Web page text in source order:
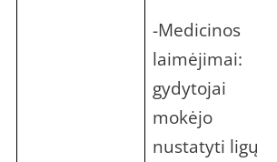
-Medicinos
laimėjimai:
gydytojai
mokėjo
nustatyti ligų